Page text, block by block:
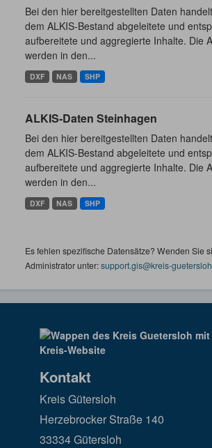
Bei den hier bereitgestellten Daten
dem ALKIS-Bestand abgeleitete und
aufbereitete und aggregierte Inhalte. Die
werden in den...
DXF NAS SHP
ALKIS-Daten Steinhagen
Bei den hier bereitgestellten Daten
dem ALKIS-Bestand abgeleitete und
aufbereitete und aggregierte Inhalte. Die
werden in den...
DXF NAS SHP
Es fehlen spezifische Datensätze? Wenden Sie
Administrator unter:support.gis@kreis-
Kontakt
Kreis Gütersloh
Herzebrocker Straße 140
33334 Gütersloh